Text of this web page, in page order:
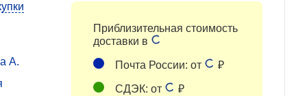
А.
Приблизительная стоимость
доставки в
Почта России: от ₽
СДЭК: от ₽